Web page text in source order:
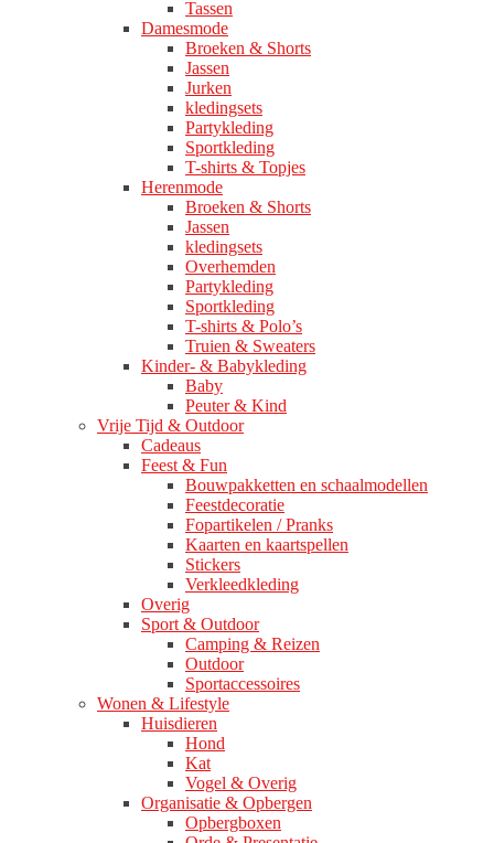
Tassen
Damesmode
Broeken & Shorts
Jassen
Jurken
kledingsets
Partykleding
Sportkleding
T-shirts & Topjes
Herenmode
Broeken & Shorts
Jassen
kledingsets
Overhemden
Partykleding
Sportkleding
T-shirts & Polo’s
Truien & Sweaters
Kinder- & Babykleding
Baby
Peuter & Kind
Vrije Tijd & Outdoor
Cadeaus
Feest & Fun
Bouwpakketten en schaalmodellen
Feestdecoratie
Fopartikelen / Pranks
Kaarten en kaartspellen
Stickers
Verkleedkleding
Overig
Sport & Outdoor
Camping & Reizen
Outdoor
Sportaccessoires
Wonen & Lifestyle
Huisdieren
Hond
Kat
Vogel & Overig
Organisatie & Opbergen
Opbergboxen